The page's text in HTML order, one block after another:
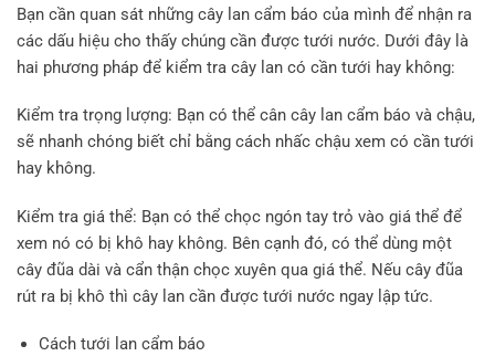
Bạn cần quan sát những cây lan cẩm báo của mình để nhận ra
các dấu hiệu cho thấy chúng cần được tưới nước. Dưới đây là
hai phương pháp để kiểm tra cây lan có cần tưới hay không:
Kiểm tra trọng lượng: Bạn có thể cân cây lan cẩm báo và chậu,
sẽ nhanh chóng biết chỉ bằng cách nhấc chậu xem có cần tưới
hay không.
Kiểm tra giá thể: Bạn có thể chọc ngón tay trỏ vào giá thể để
xem nó có bị khô hay không. Bên cạnh đó, có thể dùng một
cây đũa dài và cẩn thận chọc xuyên qua giá thể. Nếu cây đũa
rút ra bị khô thì cây lan cần được tưới nước ngay lập tức.
Cách tưới lan cẩm báo